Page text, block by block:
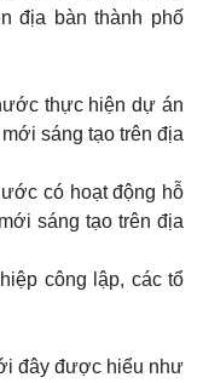
địa bàn thành phố
thực hiện dự án
sáng tạo trên địa
có hoạt động hỗ
sáng tạo trên địa
công lập, các tổ
đây được hiểu như